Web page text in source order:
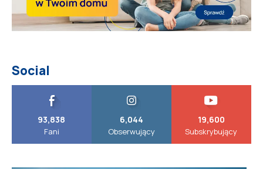
Social
93,838
Fani
6,044
Obserwujący
19,600
Subskrybujący